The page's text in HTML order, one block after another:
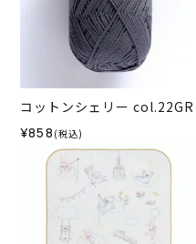
コットンシェリー col.22GR
¥858 (税込)